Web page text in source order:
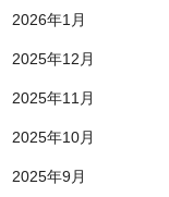
2026年1月
2025年12月
2025年11月
2025年10月
2025年9月